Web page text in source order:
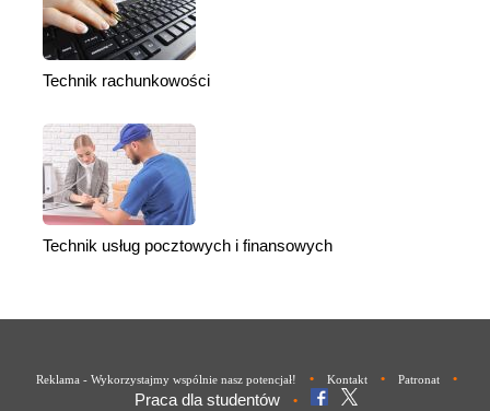
Technik rachunkowości
Technik usług pocztowych i finansowych
Reklama - Wykorzystajmy wspólnie nasz potencjał! • Kontakt • Patronat •
Praca dla studentów •